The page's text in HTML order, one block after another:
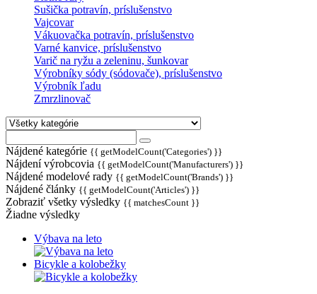
Sušička potravín, príslušenstvo
Vajcovar
Vákuovačka potravín, príslušenstvo
Varné kanvice, príslušenstvo
Varič na ryžu a zeleninu, šunkovar
Výrobníky sódy (sódovače), príslušenstvo
Výrobník ľadu
Zmrzlinovač
Nájdené kategórie {{ getModelCount('Categories') }}
Nájdení výrobcovia {{ getModelCount('Manufacturers') }}
Nájdené modelové rady {{ getModelCount('Brands') }}
Nájdené články {{ getModelCount('Articles') }}
Zobraziť všetky výsledky {{ matchesCount }}
Žiadne výsledky
Výbava na leto
Bicykle a kolobežky